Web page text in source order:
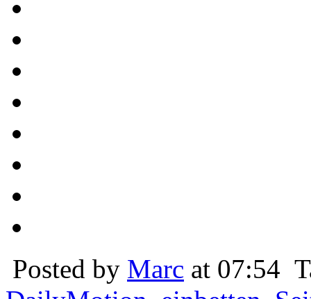
Posted by Marc at 07:54